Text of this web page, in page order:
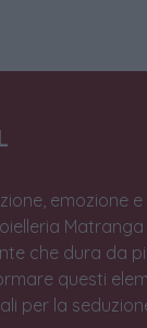
emozione
che dura da
questi
per la